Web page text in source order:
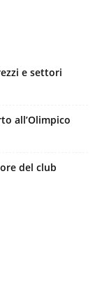
e settori
all’Olimpico
del club